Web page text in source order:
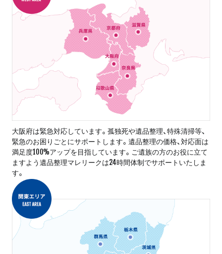
大阪府は緊急対応しています。孤独死や遺品整理、特殊清掃等、
緊急のお困りごとにサポートします。遺品整理の価格、対応面は
満足度100%アップを目指しています。ご遺族の方のお役に立て
ますよう遺品整理マレリークは24時間体制でサポートいたしま
す。